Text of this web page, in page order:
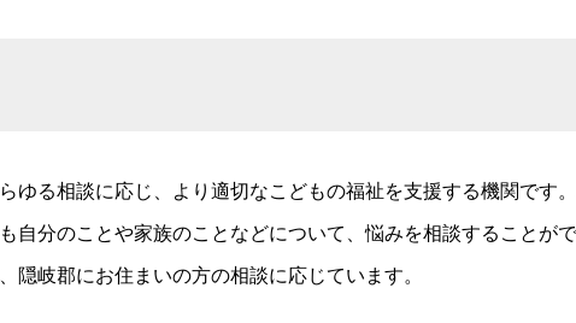
る相談に応じ、より適切なこどもの福祉を支援する機関です
分のことや家族のことなどについて、悩みを相談することがで
岐郡にお住まいの方の相談に応じています。